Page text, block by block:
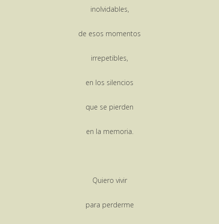
inolvidables,
de esos momentos
irrepetibles,
en los silencios
que se pierden
en la memoria.
Quiero vivir
para perderme